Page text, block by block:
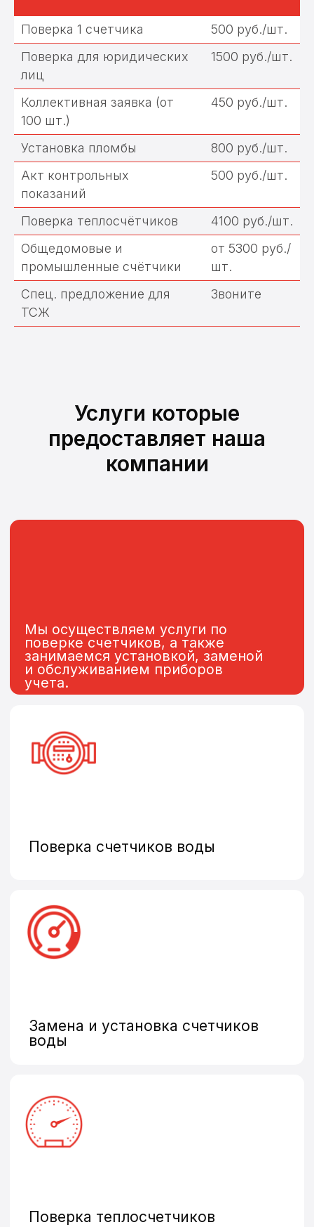
Поверка 1 счетчика
500 руб./шт.
Поверка для юридических
лиц
1500 руб./шт.
Коллективная заявка (от
100 шт.)
450 руб./шт.
Установка пломбы
800 руб./шт.
Акт контрольных
показаний
500 руб./шт.
Поверка теплосчётчиков
4100 руб./шт.
Общедомовые и
промышленные счётчики
от 5300 руб./
шт.
Спец. предложение для
ТСЖ
Звоните
Услуги которые
предоставляет наша
компании
Мы осуществляем услуги по
поверке счетчиков, а также
занимаемся установкой, заменой
и обслуживанием приборов
учета.
Оставить заявку
Общедомовые счетчики
теплосчетчиков
Замена и установка счетчиков
Поверка счетчиков воды